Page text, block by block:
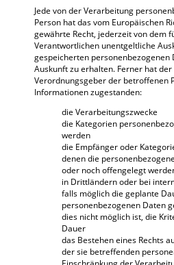
Jede von der Verarbeitung
Person hat das vom Europäischen
gewährte Recht, jederzeit von dem
Verantwortlichen unentgeltliche
gespeicherten personenbezogenen
Auskunft zu erhalten. Ferner hat
Verordnungsgeber der betroffenen
Informationen zugestanden:
die Verarbeitungszwecke
die Kategorien
werden
die Empfänger oder
denen die
oder noch offengelegt
in Drittländern oder bei
falls möglich die geplante
personenbezogenen Daten
dies nicht möglich ist, die
Dauer
das Bestehen eines Rechts
der sie betreffenden